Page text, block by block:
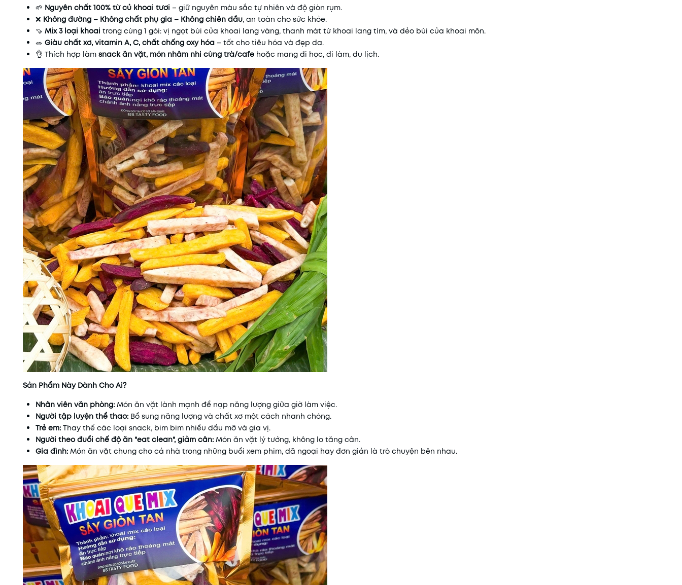
🌱 Nguyên chất 100% từ củ khoai tươi – giữ nguyên màu sắc tự nhiên và độ giòn rụm.
❌ Không đường – Không chất phụ gia – Không chiên dầu, an toàn cho sức khỏe.
🍠 Mix 3 loại khoai trong cùng 1 gói: vị ngọt bùi của khoai lang vàng, thanh mát từ khoai lang tím, và dẻo bùi của khoai môn.
🥗 Giàu chất xơ, vitamin A, C, chất chống oxy hóa – tốt cho tiêu hóa và đẹp da.
👌 Thích hợp làm snack ăn vặt, món nhâm nhi cùng trà/cafe hoặc mang đi học, đi làm, du lịch.
Sản Phẩm Này Dành Cho Ai?
Nhân viên văn phòng: Món ăn vặt lành mạnh để nạp năng lượng giữa giờ làm việc.
Người tập luyện thể thao: Bổ sung năng lượng và chất xơ một cách nhanh chóng.
Trẻ em: Thay thế các loại snack, bim bim nhiều dầu mỡ và gia vị.
Người theo đuổi chế độ ăn "eat clean", giảm cân: Món ăn vặt lý tưởng, không lo tăng cân.
Gia đình: Món ăn vặt chung cho cả nhà trong những buổi xem phim, dã ngoại hay đơn giản là trò chuyện bên nhau.